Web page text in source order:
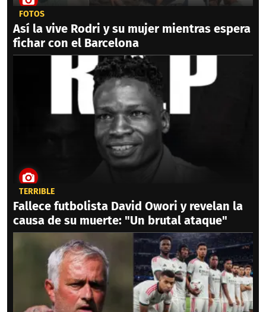
FOTOS
Así la vive Rodri y su mujer mientras espera
fichar con el Barcelona
TERRIBLE
Fallece futbolista David Owori y revelan la
causa de su muerte: "Un brutal ataque"